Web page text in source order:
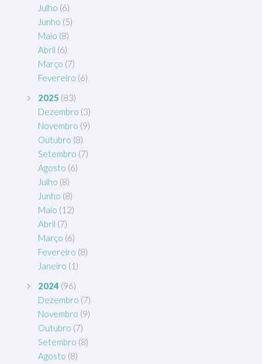
Julho (6)
Junho (5)
Maio (8)
Abril (6)
Março (7)
Fevereiro (6)
2025 (83)
Dezembro (3)
Novembro (9)
Outubro (8)
Setembro (7)
Agosto (6)
Julho (8)
Junho (8)
Maio (12)
Abril (7)
Março (6)
Fevereiro (8)
Janeiro (1)
2024 (96)
Dezembro (7)
Novembro (9)
Outubro (7)
Setembro (8)
Agosto (8)